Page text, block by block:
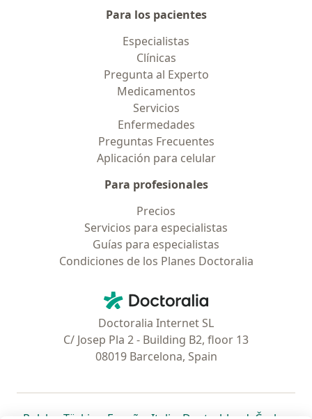
Para los pacientes
Especialistas
Clínicas
Pregunta al Experto
Medicamentos
Servicios
Enfermedades
Preguntas Frecuentes
Aplicación para celular
Para profesionales
Precios
Servicios para especialistas
Guías para especialistas
Condiciones de los Planes Doctoralia
Doctoralia - Página de inicio
Doctoralia Internet SL
C/ Josep Pla 2 - Building B2, floor 13
08019 Barcelona, Spain